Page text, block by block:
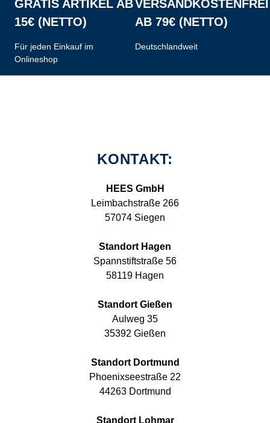
GRATIS ARTIKEL AB
15€ (NETTO)
Für jeden Einkauf im
Onlineshop
VERSANDKOSTENFREI
AB 79€ (NETTO)
Deutschlandweit
KONTAKT:
HEES GmbH
Leimbachstraße 266
57074 Siegen
Standort Hagen
Spannstiftstraße 56
58119 Hagen
Standort Gießen
Aulweg 35
35392 Gießen
Standort Dortmund
Phoenixseestraße 22
44263 Dortmund
Standort Lohmar